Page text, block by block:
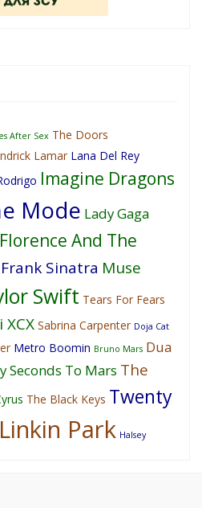
After Sex The Doors
Lamar Lana Del Rey
Imagine Dragons
Mode Lady Gaga
Florence And The
Frank Sinatra Muse
Swift Tears For Fears
XCX Sabrina Carpenter Doja Cat
Metro Boomin Bruno Mars Dua
Seconds To Mars The
The Black Keys Twenty
Linkin Park Halsey